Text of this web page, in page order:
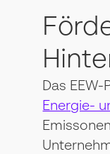
Das
Energie-